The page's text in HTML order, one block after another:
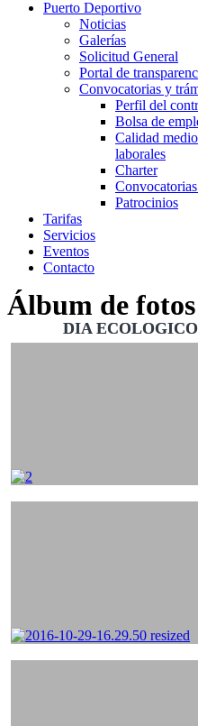
Puerto Deportivo
Noticias
Galerías
Solicitud General
Portal de
Convocatorias y
Perfil del
Bolsa de
Calidad
laborales
Charter
Patrocinios
Tarifas
Servicios
Eventos
Contacto
Álbum de fotos
DIA